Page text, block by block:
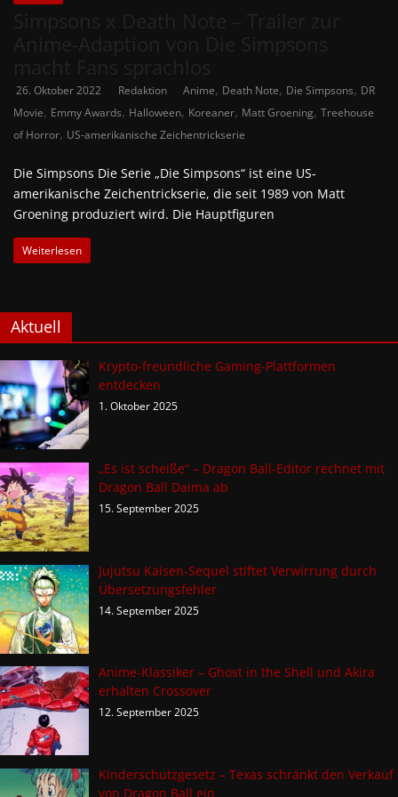
26. Oktober 2022 Redaktion Anime, Death Note, Die Simpsons, DR
Movie, Emmy Awards, Halloween, Koreaner, Matt Groening, Treehouse
of Horror, US-amerikanische Zeichentrickserie
Die Simpsons Die Serie „Die Simpsons“ ist eine US-
amerikanische Zeichentrickserie, die seit 1989 von Matt
Groening produziert wird. Die Hauptfiguren
Weiterlesen
Aktuell
Krypto-freundliche Gaming-Plattformen
entdecken
1. Oktober 2025
„Es ist scheiße“ – Dragon Ball-Editor rechnet mit
Dragon Ball Daima ab
15. September 2025
Jujutsu Kaisen-Sequel stiftet Verwirrung durch
Übersetzungsfehler
14. September 2025
Anime-Klassiker – Ghost in the Shell und Akira
erhalten Crossover
12. September 2025
Kinderschutzgesetz – Texas schränkt den Verkauf
von Dragon Ball ein